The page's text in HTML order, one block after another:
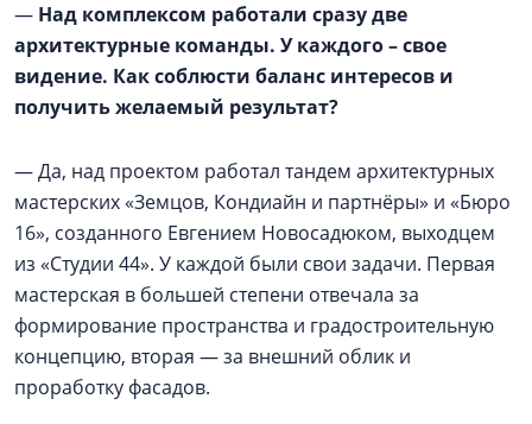
— Над комплексом работали сразу две
архитектурные команды. У каждого – свое
видение. Как соблюсти баланс интересов и
получить желаемый результат?
— Да, над проектом работал тандем архитектурных
мастерских «Земцов, Кондиайн и партнёры» и «Бюро
16», созданного Евгением Новосадюком, выходцем
из «Студии 44». У каждой были свои задачи. Первая
мастерская в большей степени отвечала за
формирование пространства и градостроительную
концепцию, вторая — за внешний облик и
проработку фасадов.